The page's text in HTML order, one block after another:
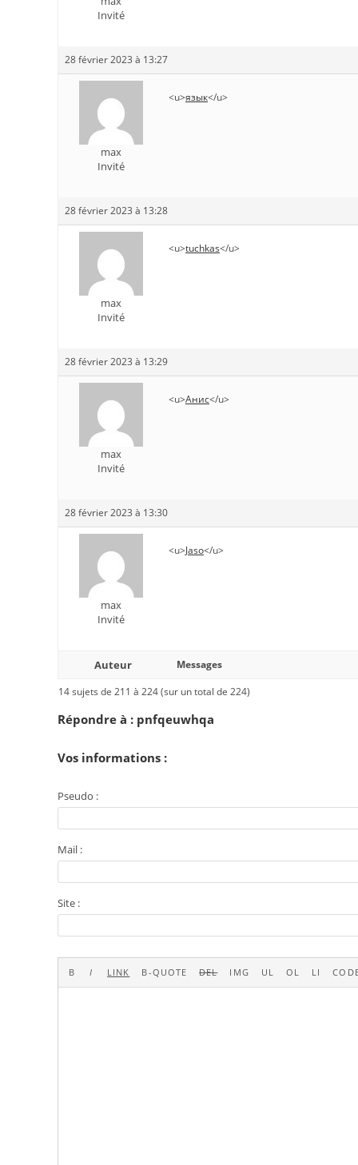
Invité
28 février 2023 à 13:27
max
Invité
<u>язык</u>
28 février 2023 à 13:28
max
Invité
<u>tuchkas</u>
28 février 2023 à 13:29
max
Invité
<u>Анис</u>
28 février 2023 à 13:30
max
Invité
<u>Jaso</u>
Auteur
Messages
14 sujets de 211 à 224 (sur un total de 224)
Répondre à : pnfqeuwhqa
Vos informations :
Pseudo :
Mail :
Site :